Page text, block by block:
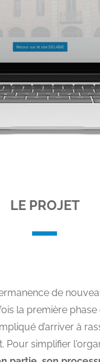
LE PROJET
de
la première
d’arriver à
Pour simplifier